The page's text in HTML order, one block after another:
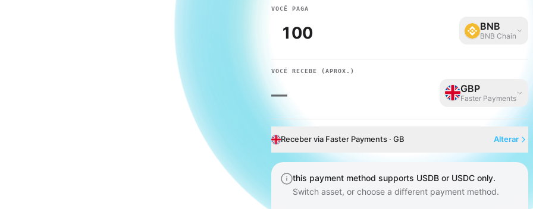
VOCÊ PAGA
BNB
BNB Chain
VOCÊ RECEBE (APROX.)
— GBP
Faster Payments
Receber via Faster Payments · GB Alterar
this payment method supports USDB or USDC only.
Switch asset, or choose a different payment method.